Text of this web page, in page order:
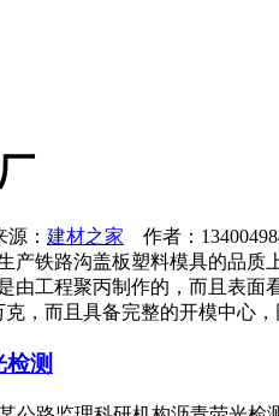
： 建材之家 作者：
产铁路沟盖板塑料模具的品
由工程聚丙制作的，而且表
，而且具备完整的开模中心
测